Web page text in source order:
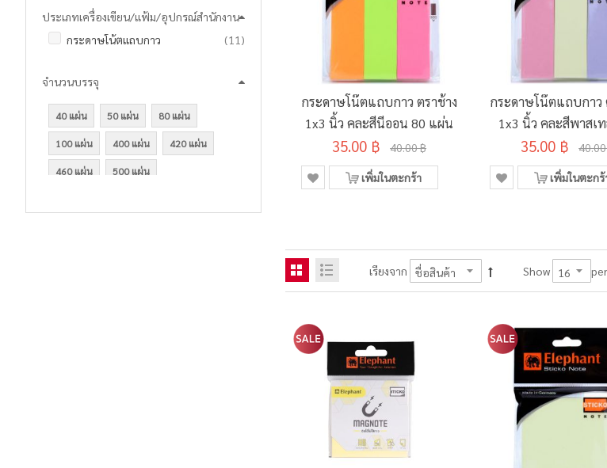
กระดาษโน๊ตแถบกาว ตราช้าง
1x3 นิ้ว คละสีนีออน 80 แผ่น
35.00 ฿ 40.00 ฿
เพิ่มในตะกร้า
กระดาษโน๊ตแถบกาว
1x3 นิ้ว คละสีพาสเ
แผ่น
35.00 ฿
เพิ่มในตะกร้
เรียงจาก Show
ประเภทเครื่องเขียน/แฟ้ม/อุปกรณ์สำนักงาน
กระดาษโน้ตแถบกาว
11 รายการ
จำนวนบรรจุ
40 แผ่น 50 แผ่น 80 แผ่น
100 แผ่น 400 แผ่น 420 แผ่น
460 แผ่น 500 แผ่น